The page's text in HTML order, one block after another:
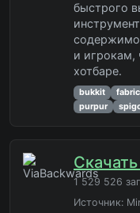
быстрого
и
хотбаре.
bukkit fabric
purpur
1 529 526
Источник: